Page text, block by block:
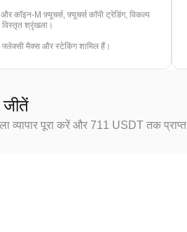
कॉइन-M फ़्यूचर्स, फ़्यूचर्स कॉपी ट्रेडिंग, विकल्प
श्रृंखला।
फ्लेक्सी मैक्स और स्टेकिंग शामिल हैं।
व्यापार पूरा करें और 711 USDT तक